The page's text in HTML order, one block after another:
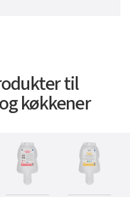
til
køkkener